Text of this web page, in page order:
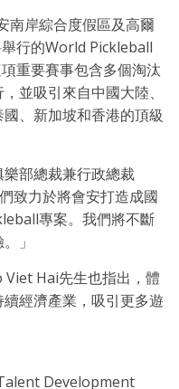
南岸綜合度假區及高爾
行的World Pickleball
重要賽事包含多個淘汰
並吸引來自中國大陸、
、新加坡和香港的頂級
部總裁兼行政總裁
致力於將會安打造成國
專案。我們將不斷
」
Hai先生也指出，體
經濟產業，吸引更多遊
Development